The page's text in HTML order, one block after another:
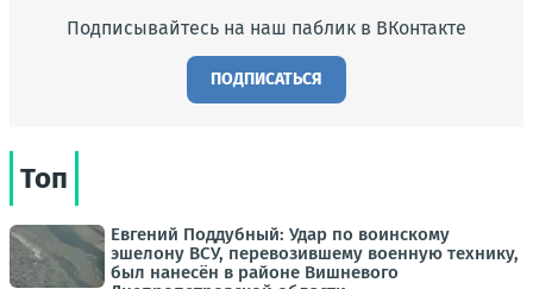
Подписывайтесь на наш паблик в ВКонтакте
ПОДПИСАТЬСЯ
Топ
Евгений Поддубный: Удар по воинскому
эшелону ВСУ, перевозившему военную технику,
был нанесён в районе Вишневого